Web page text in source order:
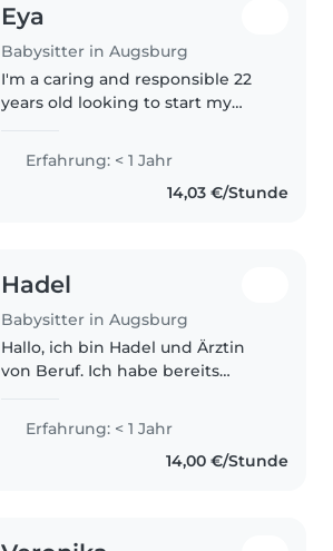
Eya
Babysitter in Augsburg
I'm a caring and responsible 22
years old looking to start my
Bachelor's degree in Data
Science, but my true passion lies
in working with children. I'm..
Erfahrung: < 1 Jahr
14,03 €/Stunde
Hadel
Babysitter in Augsburg
Hallo, ich bin Hadel und Ärztin
von Beruf. Ich habe bereits
einem Kinder-Camp als auch
während meiner Tätigkeit im
Erfahrung: < 1 Jahr
14,00 €/Stunde